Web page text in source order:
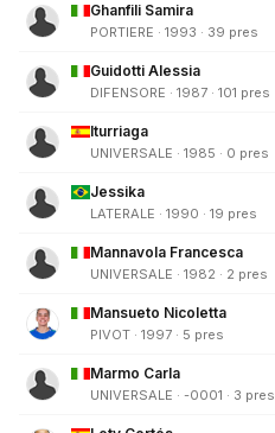
Ghanfili Samira
PORTIERE · 1993 · 39 pres
Guidotti Alessia
DIFENSORE · 1987 · 101 pres
Iturriaga
UNIVERSALE · 1985 · 0 pres
Jessika
LATERALE · 1990 · 19 pres
Mannavola Francesca
UNIVERSALE · 1982 · 2 pres
Mansueto Nicoletta
PIVOT · 1997 · 5 pres
Marmo Carla
UNIVERSALE · -0001 · 3 pres